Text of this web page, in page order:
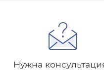
Нужна